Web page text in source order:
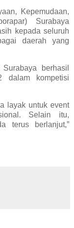
Kepemudaan,
Surabaya
kepada seluruh
daerah yang
Surabaya berhasil
dalam kompetisi
layak untuk event
Selain itu,
terus berlanjut,”